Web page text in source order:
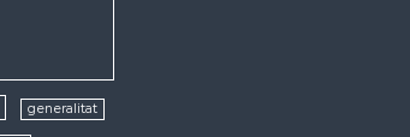
generalitat